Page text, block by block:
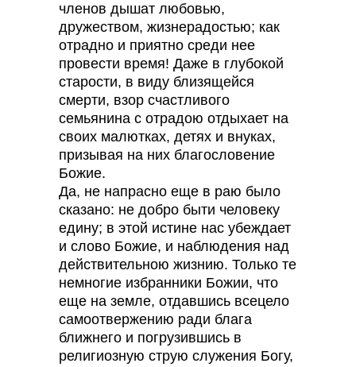
членов дышат любовью,
дружеством, жизнерадостью; как
отрадно и приятно среди нее
провести время! Даже в глубокой
старости, в виду близящейся
смерти, взор счастливого
семьянина с отрадою отдыхает на
своих малютках, детях и внуках,
призывая на них благословение
Божие.
Да, не напрасно еще в раю было
сказано: не добро быти человеку
едину; в этой истине нас убеждает
и слово Божие, и наблюдения над
действительною жизнию. Только те
немногие избранники Божии, что
еще на земле, отдавшись всецело
самоотвержению ради блага
ближнего и погрузившись в
религиозную струю служения Богу,